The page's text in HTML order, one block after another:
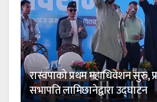
रास्वपाको प्रथम महाधिवेशन सुरु,
सभापति लामिछानेद्वारा उद्घाटन